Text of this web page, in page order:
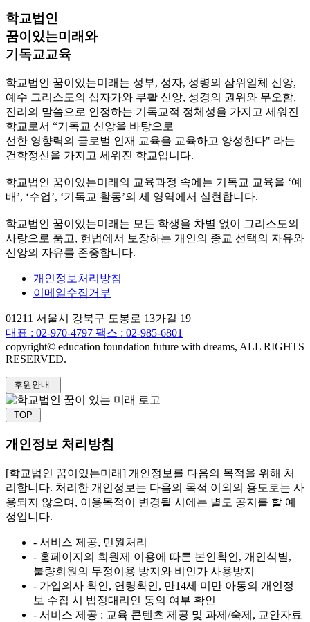
학교법인
꿈이있는미래와
기독교교육
학교법인 꿈이있는미래는 성부, 성자, 성령의 삼위일체 신앙,
예수 그리스도의 십자가와 부활 신앙, 성경의 권위와 무오함,
진리의 말씀으로 인정하는 기독교적 정체성을 가지고 세워진
학교로서 “기독교 신앙을 바탕으로
선한 영향력의 글로벌 인재 교육을 교육하고 양성한다" 라는
건학정신을 가지고 세워진 학교입니다.
학교법인 꿈이있는미래의 교육과정 속에는 기독교 교육을 ‘예
배’, ‘수업’, ‘기독교 활동’의 세 영역에서 실현합니다.
학교법인 꿈이있는미래는 모든 학생을 차별 없이 그리스도의
사랑으로 품고, 헌법에서 보장하는 개인의 종교 선택의 자유와
신앙의 자유를 존중합니다.
개인정보처리방침
이메일수집거부
01211 서울시 강북구 도봉로 13가길 19
대표 : 02-970-4797 팩스 : 02-985-6801
copyright© education foundation future with dreams, ALL RIGHTS
RESERVED.
후원안내
TOP
개인정보 처리방침
[학교법인 꿈이있는미래] 개인정보를 다음의 목적을 위해 처
리합니다. 처리한 개인정보는 다음의 목적 이외의 용도로는 사
용되지 않으며, 이용목적이 변경될 시에는 별도 공지를 할 예
정입니다.
- 서비스 제공, 민원처리
- 홈페이지의 회원제 이용에 따른 본인확인, 개인식별,
불량회원의 무정이용 방지와 비인가 사용방지
- 가입의사 확인, 연령확인, 만14세 미만 아동의 개인정
보 수집 시 법정대리인 동의 여부 확인
- 서비스 제공 : 교육 콘텐츠 제공 및 과제/숙제, 교안자료